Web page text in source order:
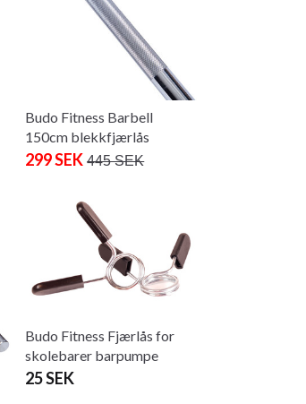
Budo Fitness Barbell
150cm blekkfjærlås
299 SEK 445 SEK
Budo Fitness Fjærlås for
skolebarer barpumpe
25 SEK